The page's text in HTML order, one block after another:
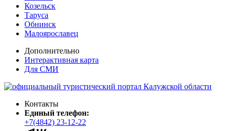
Козельск
Таруса
Обнинск
Малоярославец
Дополнительно
Интерактивная карта
Для СМИ
Контакты
Единый телефон:
+7(4842) 23-12-22